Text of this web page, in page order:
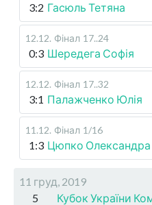
3:2 Гасюль Тетяна
12.12. Фінал 17..24
0:3 Шередега Софія
12.12. Фінал 17..32
3:1 Палажченко Юлія
11.12. Фінал 1/16
1:3 Цюпко Олександра
11 груд, 2019
5
Кубок України